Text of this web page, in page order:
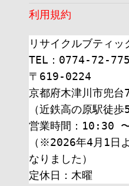
利用規約
リサイクルブティ
TEL：0774-72-
〒619-0224
京都府木津川市兜
（近鉄高の原駅徒歩5
営業時間：10:30
（※2026年4月1日
なりました）
定休日：木曜